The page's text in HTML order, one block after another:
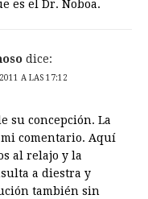
es el Dr. Noboa.
dice:
A LAS 17:12
su concepción. La
comentario. Aquí
al relajo y la
a diestra y
también sin